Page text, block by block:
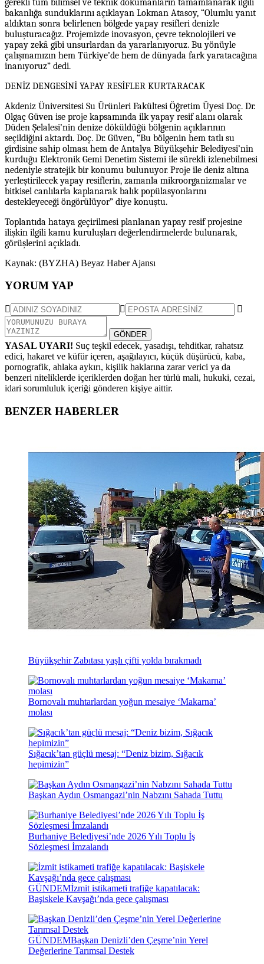
bakanlığa sunduklarını açıklayan Lokman Atasoy, “Olumlu yanıt
aldıktan sonra belirlenen bölgede yapay resifleri denizle
buluşturacağız. Projemizde inovasyon, çevre teknolojileri ve
yapay zekâ gibi unsurlardan da yararlanıyoruz. Bu yönüyle
çalışmamızın hem Türkiye’de hem de dünyada fark yaratacağına
inanıyoruz” dedi.
DENİZ DENGESİNİ YAPAY RESİFLER KURTARACAK
Akdeniz Üniversitesi Su Ürünleri Fakültesi Öğretim Üyesi Doç. Dr.
Olgaç Güven ise proje kapsamında ilk yapay resif alanı olarak
Düden Şelalesi’nin denize döküldüğü bölgenin açıklarının
seçildiğini aktardı. Doç. Dr. Güven, “Bu bölgenin hem tatlı su
girdisine sahip olması hem de Antalya Büyükşehir Belediyesi’nin
kurduğu Elektronik Gemi Denetim Sistemi ile sürekli izlenebilmesi
nedeniyle stratejik bir konumu bulunuyor. Proje ile deniz altına
yerleştirilecek yapay resiflerin, zamanla mikroorganizmalar ve
bitkisel canlılarla kaplanarak balık popülasyonlarını
destekleyeceği öngörülüyor” diye konuştu.
Toplantıda hataya geçirilmesi planlanan yapay resif projesine
ilişkin ilgili kamu kuruluşları değerlendirmelerde bulunarak,
görüşlerini açıkladı.
Kaynak: (BYZHA) Beyaz Haber Ajansı
YORUM YAP
GÖNDER
YASAL UYARI! Suç teşkil edecek, yasadışı, tehditkar, rahatsız
edici, hakaret ve küfür içeren, aşağılayıcı, küçük düşürücü, kaba,
pornografik, ahlaka aykırı, kişilik haklarına zarar verici ya da
benzeri niteliklerde içeriklerden doğan her türlü mali, hukuki, cezai,
idari sorumluluk içeriği gönderen kişiye aittir.
BENZER HABERLER
Büyükşehir Zabıtası yaşlı çifti yolda bırakmadı
Bornovalı muhtarlardan yoğun mesaiye ‘Makarna’
molası
Sığacık’tan güçlü mesaj: “Deniz bizim, Sığacık
hepimizin”
Başkan Aydın Osmangazi’nin Nabzını Sahada Tuttu
Burhaniye Belediyesi’nde 2026 Yılı Toplu İş
Sözleşmesi İmzalandı
GÜNDEMİzmit istikameti trafiğe kapatılacak:
Başiskele Kavşağı’nda gece çalışması
GÜNDEMBaşkan Denizli’den Çeşme’nin Yerel
Değerlerine Tarımsal Destek